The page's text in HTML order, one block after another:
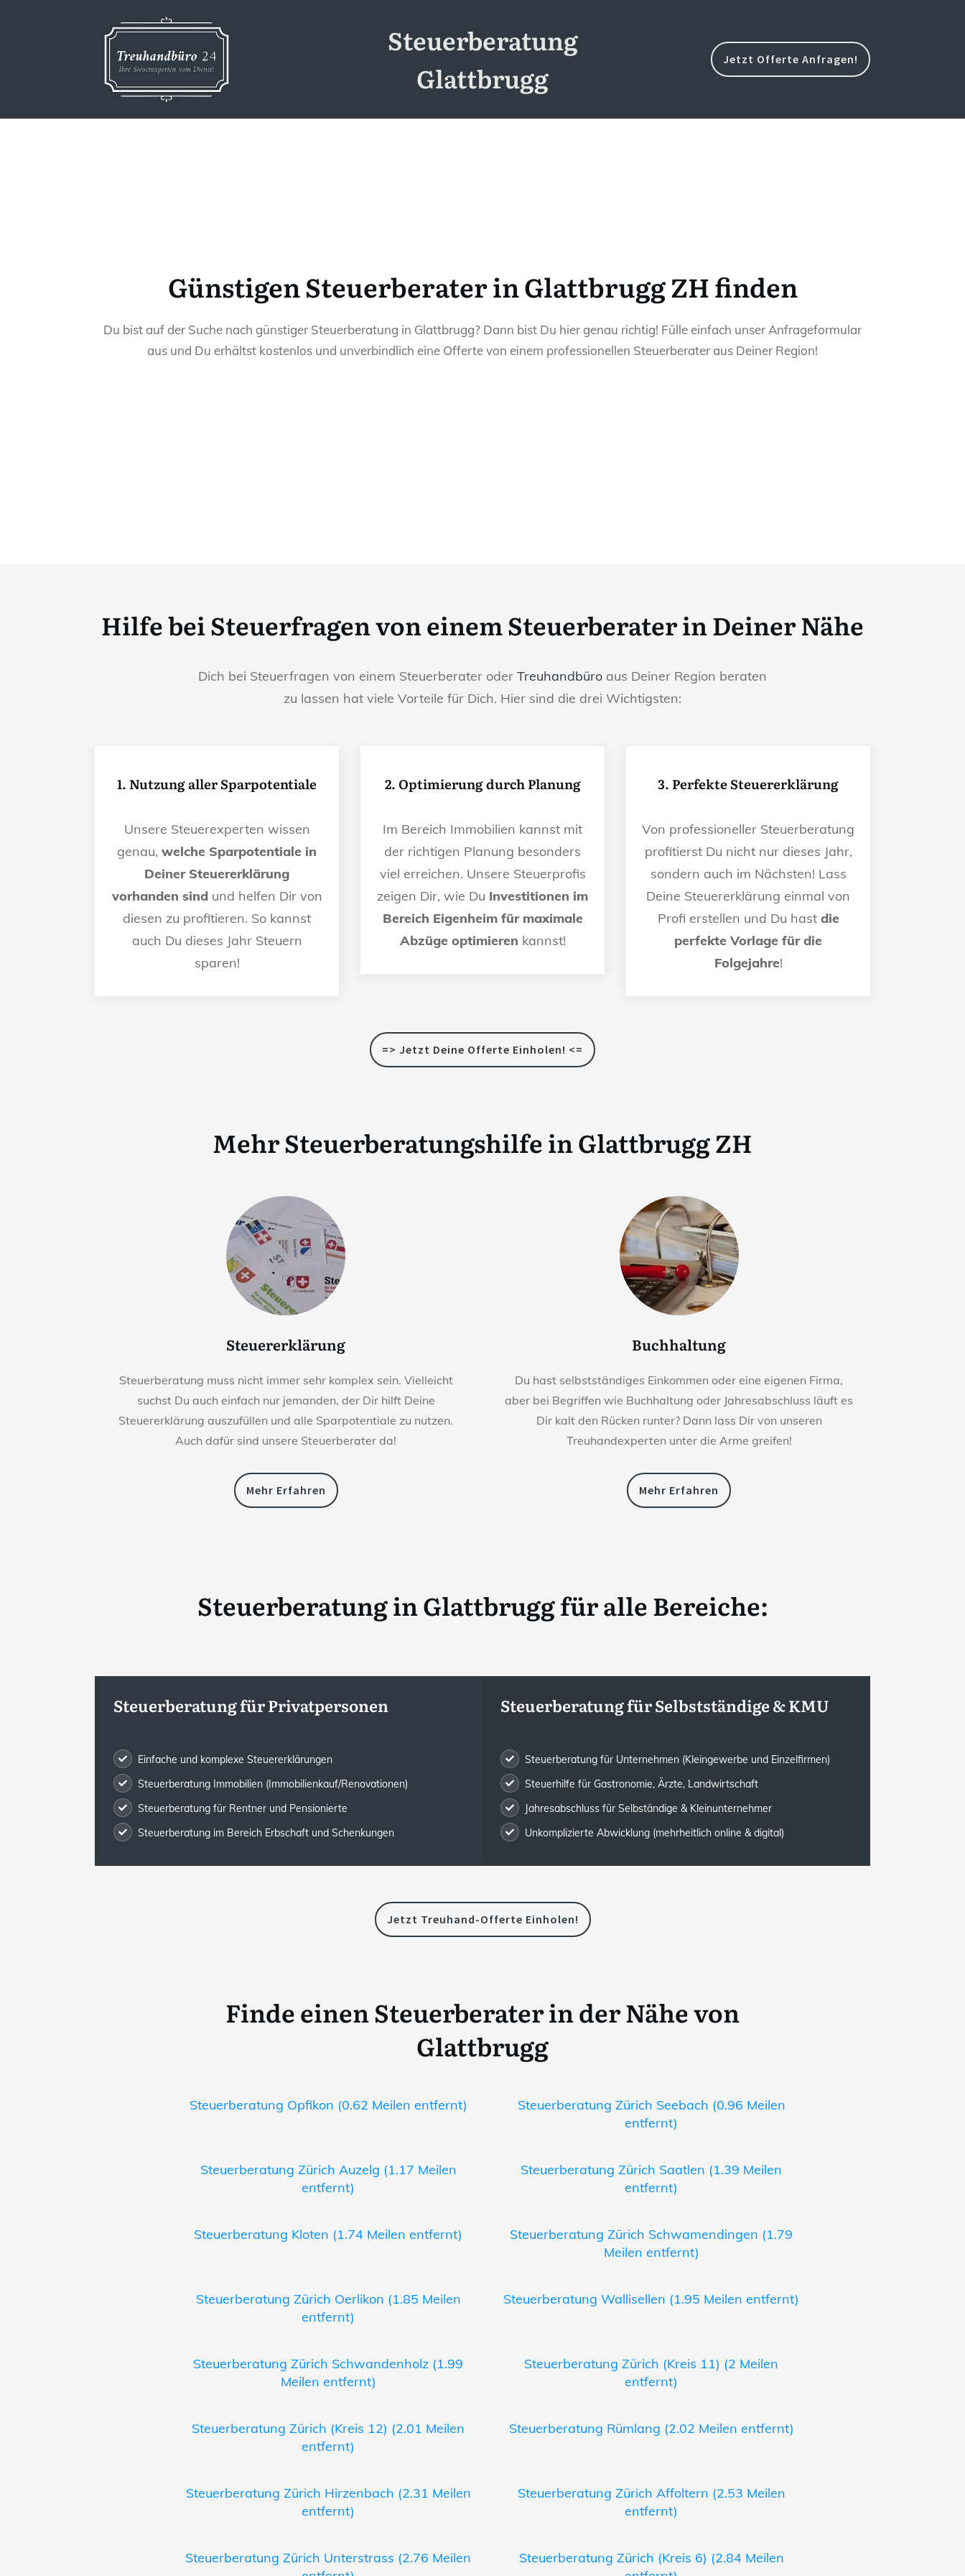
Steuerberatung
Glattbrugg
Jetzt Offerte Anfragen!
Günstigen Steuerberater in Glattbrugg ZH finden
Du bist auf der Suche nach günstiger Steuerberatung in Glattbrugg? Dann bist Du hier genau richtig! Fülle einfach unser Anfrageformular
aus und Du erhältst kostenlos und unverbindlich eine Offerte von einem professionellen Steuerberater aus Deiner Region!
Hilfe bei Steuerfragen von einem Steuerberater in Deiner Nähe
Dich bei Steuerfragen von einem Steuerberater oder Treuhandbüro aus Deiner Region beraten
zu lassen hat viele Vorteile für Dich. Hier sind die drei Wichtigsten:
1. Nutzung aller Sparpotentiale
Unsere Steuerexperten wissen
genau, welche Sparpotentiale in
Deiner Steuererklärung
vorhanden sindund helfen Dir von
diesen zu profitieren. So kannst
auch Du dieses Jahr Steuern
sparen!
2. Optimierung durch Planung
Im Bereich Immobilien kannst mit
der richtigen Planung besonders
viel erreichen. Unsere Steuerprofis
zeigen Dir, wie Du Investitionen im
Bereich Eigenheim für maximale
Abzüge optimieren kannst!
3. Perfekte Steuererklärung
Von professioneller Steuerberatung
profitierst Du nicht nur dieses Jahr,
sondern auch im Nächsten! Lass
Deine Steuererklärung einmal von
Profi erstellen und Du hast die
perfekte Vorlage für die
Folgejahre!
=> Jetzt Deine Offerte Einholen! <=
Mehr Steuerberatungshilfe inGlattbrugg ZH
Steuererklärung
Steuerberatung muss nicht immer sehr komplex sein. Vielleicht
suchst Du auch einfach nur jemanden, der Dir hilft Deine
Steuererklärung auszufüllen und alle Sparpotentiale zu nutzen.
Auch dafür sind unsere Steuerberater da!
Mehr Erfahren
Buchhaltung
Du hast selbstständiges Einkommen oder eine eigenen Firma,
aber bei Begriffen wie Buchhaltung oder Jahresabschluss läuft es
Dir kalt den Rücken runter? Dann lass Dir von unseren
Treuhandexperten unter die Arme greifen!
Mehr Erfahren
SteuerberatunginGlattbruggfür alle Bereiche:
Steuerberatung für Privatpersonen
Einfache und komplexe Steuererklärungen
Steuerberatung Immobilien (Immobilienkauf/Renovationen)
Steuerberatung für Rentner und Pensionierte
Steuerberatung im Bereich Erbschaft und Schenkungen
Steuerberatung für Selbstständige & KMU
Steuerberatung für Unternehmen (Kleingewerbe und Einzelfirmen)
Steuerhilfe für Gastronomie, Ärzte, Landwirtschaft
Jahresabschluss für Selbständige & Kleinunternehmer
Unkomplizierte Abwicklung (mehrheitlich online & digital)
Jetzt Treuhand-Offerte Einholen!
Finde einen Steuerberater in der Nähe von
Glattbrugg
Steuerberatung Opfikon (0.62 Meilen entfernt)
Steuerberatung Zürich Seebach (0.96 Meilen
entfernt)
Steuerberatung Zürich Auzelg (1.17 Meilen
entfernt)
Steuerberatung Zürich Saatlen (1.39 Meilen
entfernt)
Steuerberatung Kloten (1.74 Meilen entfernt)
Steuerberatung Zürich Schwamendingen (1.79
Meilen entfernt)
Steuerberatung Zürich Oerlikon (1.85 Meilen
entfernt)
Steuerberatung Wallisellen (1.95 Meilen entfernt)
Steuerberatung Zürich Schwandenholz (1.99
Meilen entfernt)
Steuerberatung Zürich (Kreis 11) (2 Meilen
entfernt)
Steuerberatung Zürich (Kreis 12) (2.01 Meilen
entfernt)
Steuerberatung Rümlang (2.02 Meilen entfernt)
Steuerberatung Zürich Hirzenbach (2.31 Meilen
entfernt)
Steuerberatung Zürich Affoltern (2.53 Meilen
entfernt)
Steuerberatung Zürich Unterstrass (2.76 Meilen
Steuerberatung Zürich (Kreis 6) (2.84 Meilen